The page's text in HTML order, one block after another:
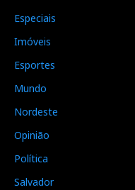
Especiais
Imóveis
Esportes
Mundo
Nordeste
Opinião
Política
Salvador